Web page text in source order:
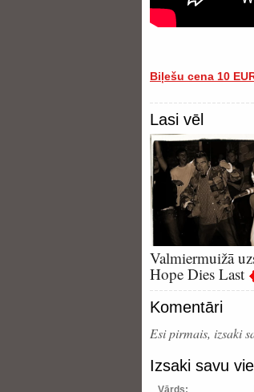
Biļešu cena 10
Lasi vēl
Valmiermuižā
Hope Dies Last
Komentāri
Esi pirmais, izsaki
Izsaki savu